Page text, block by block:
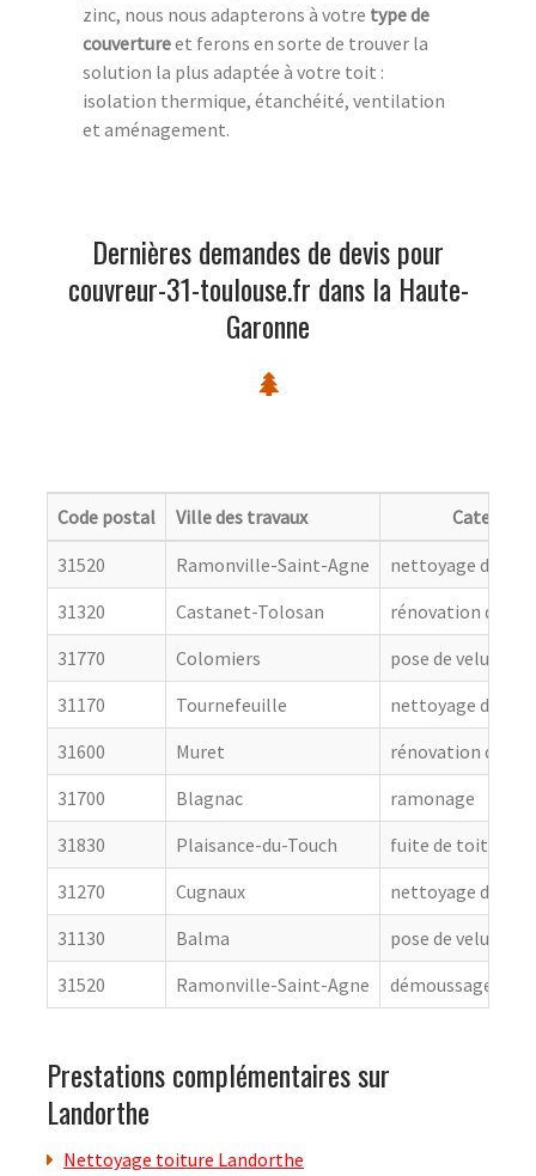
zinc, nous nous adapterons à votre type de
couvertureet ferons en sorte de trouver la
solution la plus adaptée à votre toit :
isolation thermique, étanchéité, ventilation
et aménagement.
Dernières demandes de devis pour
couvreur-31-toulouse.fr dans la Haute-
Garonne
Code postal Ville des travaux
Categorie
31520
Ramonville-Saint-Agne
nettoyage de
31320
Castanet-Tolosan
rénovation de
31770
Colomiers
pose de velux
31170
Tournefeuille
nettoyage de
31600
Muret
rénovation de
31700
Blagnac
ramonage
31830
Plaisance-du-Touch
fuite de toiture
31270
Cugnaux
nettoyage de
31130
Balma
pose de velux
31520
Ramonville-Saint-Agne démoussage de
Prestations complémentaires sur
Landorthe
Nettoyage toiture Landorthe